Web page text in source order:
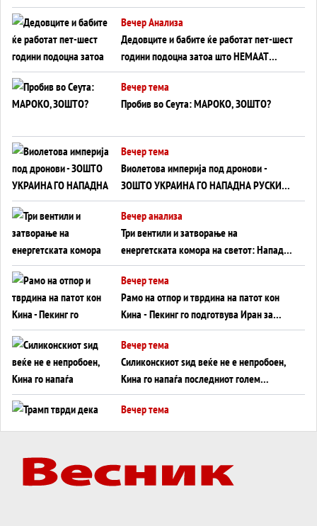
Германија до Црното Море...
Вечер Анализа
Дедовците и бабите ќе работат пет-шест
години подоцна затоа што НЕМААТ
ВНУЦИ ДА ГИ ЗАМЕНАТ
Вечер тема
Пробив во Сеута: МАРОКО, ЗОШТО?
Вечер тема
Виолетова империја под дронови -
ЗОШТО УКРАИНА ГО НАПАДНА РУСКИОТ
WILDBERRIES
Вечер анализа
Три вентили и затворање на
енергетската комора на светот: Нападот
во Суец најавува глобален енергетски
инфаркт?
Вечер тема
Рамо на отпор и тврдина на патот кон
Кина - Пекинг го подготвува Иран за
американска копнена инвазија
Вечер тема
Силиконскиот ѕид веќе не е непробоен,
Кина го напаѓа последниот голем
монопол на Западот?
Вечер тема
Вечер тема
ДЛАБОКО УДОЛУ: Сметководствените